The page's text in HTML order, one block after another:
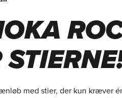
med stier, der kun kræver